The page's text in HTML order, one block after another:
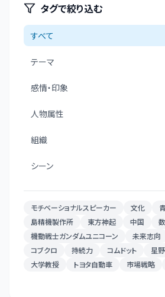
タグで絞り込む
すべて
テーマ
感情・印象
人物属性
組織
シーン
モチベーショナルスピーカー 文化
島精機製作所
東方神起 中国
機動戦士ガンダムユニコーン
未来志向
コブクロ
持続力 コムドット 星
大学教授
トヨタ自動車 市場戦略